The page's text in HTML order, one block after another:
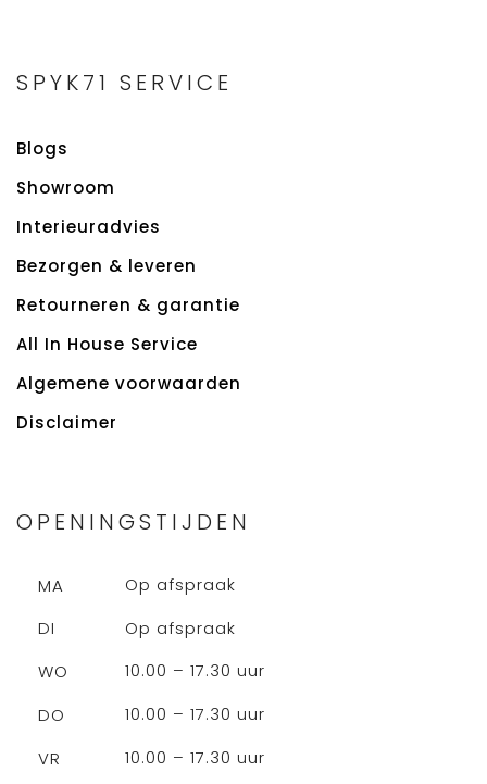
SPYK71 SERVICE
Blogs
Showroom
Interieuradvies
Bezorgen & leveren
Retourneren & garantie
All In House Service
Algemene voorwaarden
Disclaimer
OPENINGSTIJDEN
MA
Op afspraak
DI
Op afspraak
WO
10.00 – 17.30 uur
DO
10.00 – 17.30 uur
VR
10.00 – 17.30 uur